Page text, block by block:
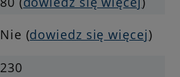
Nie (dowiedz się więcej)
230